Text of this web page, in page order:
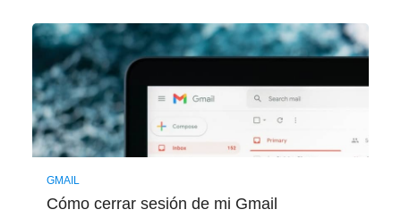
GMAIL
Cómo cerrar sesión de mi Gmail